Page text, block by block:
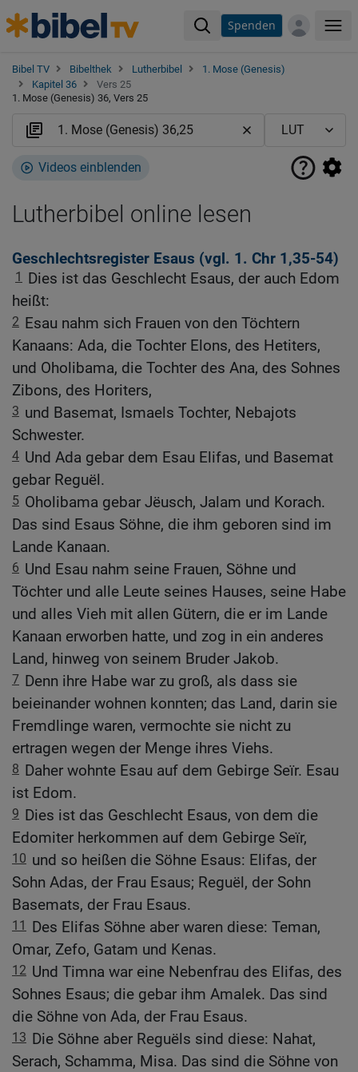
Spenden
Bibel TV Bibelthek Lutherbibel
1. Mose (Genesis)
Kapitel 36
Vers 25
1. Mose (Genesis) 36, Vers 25
Videos einblenden
Lutherbibel online lesen
Geschlechtsregister Esaus (vgl. 1. Chr 1,35-54)
1
Dies ist das Geschlecht Esaus, der auch Edom
heißt:
2 Esau nahm sich Frauen von den Töchtern
Kanaans: Ada, die Tochter Elons, des Hetiters,
und Oholibama, die Tochter des Ana, des Sohnes
Zibons, des Horiters,
3 und Basemat, Ismaels Tochter, Nebajots
Schwester.
4 Und Ada gebar dem Esau Elifas, und Basemat
gebar Reguël.
5 Oholibama gebar Jëusch, Jalam und Korach.
Das sind Esaus Söhne, die ihm geboren sind im
Lande Kanaan.
6 Und Esau nahm seine Frauen, Söhne und
Töchter und alle Leute seines Hauses, seine Habe
und alles Vieh mit allen Gütern, die er im Lande
Kanaan erworben hatte, und zog in ein anderes
Land, hinweg von seinem Bruder Jakob.
7 Denn ihre Habe war zu groß, als dass sie
beieinander wohnen konnten; das Land, darin sie
Fremdlinge waren, vermochte sie nicht zu
ertragen wegen der Menge ihres Viehs.
8 Daher wohnte Esau auf dem Gebirge Seïr. Esau
ist Edom.
9 Dies ist das Geschlecht Esaus, von dem die
Edomiter herkommen auf dem Gebirge Seïr,
10 und so heißen die Söhne Esaus: Elifas, der
Sohn Adas, der Frau Esaus; Reguël, der Sohn
Basemats, der Frau Esaus.
11
Des Elifas Söhne aber waren diese: Teman,
Omar, Zefo, Gatam und Kenas.
12 Und Timna war eine Nebenfrau des Elifas, des
Sohnes Esaus; die gebar ihm Amalek. Das sind
die Söhne von Ada, der Frau Esaus.
13 Die Söhne aber Reguëls sind diese: Nahat,
Serach, Schamma, Misa. Das sind die Söhne von